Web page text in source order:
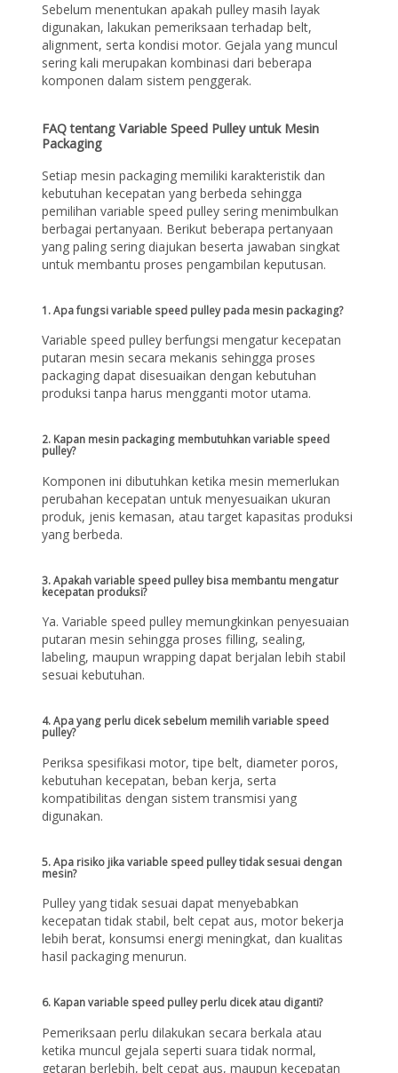
Sebelum menentukan apakah pulley masih layak
digunakan, lakukan pemeriksaan terhadap belt,
alignment, serta kondisi motor. Gejala yang muncul
sering kali merupakan kombinasi dari beberapa
komponen dalam sistem penggerak.
FAQ tentang Variable Speed Pulley untuk Mesin
Packaging
Setiap mesin packaging memiliki karakteristik dan
kebutuhan kecepatan yang berbeda sehingga
pemilihan variable speed pulley sering menimbulkan
berbagai pertanyaan. Berikut beberapa pertanyaan
yang paling sering diajukan beserta jawaban singkat
untuk membantu proses pengambilan keputusan.
1. Apa fungsi variable speed pulley pada mesin packaging?
Variable speed pulley berfungsi mengatur kecepatan
putaran mesin secara mekanis sehingga proses
packaging dapat disesuaikan dengan kebutuhan
produksi tanpa harus mengganti motor utama.
2. Kapan mesin packaging membutuhkan variable speed
pulley?
Komponen ini dibutuhkan ketika mesin memerlukan
perubahan kecepatan untuk menyesuaikan ukuran
produk, jenis kemasan, atau target kapasitas produksi
yang berbeda.
3. Apakah variable speed pulley bisa membantu mengatur
kecepatan produksi?
Ya. Variable speed pulley memungkinkan penyesuaian
putaran mesin sehingga proses filling, sealing,
labeling, maupun wrapping dapat berjalan lebih stabil
sesuai kebutuhan.
4. Apa yang perlu dicek sebelum memilih variable speed
pulley?
Periksa spesifikasi motor, tipe belt, diameter poros,
kebutuhan kecepatan, beban kerja, serta
kompatibilitas dengan sistem transmisi yang
digunakan.
5. Apa risiko jika variable speed pulley tidak sesuai dengan
mesin?
Pulley yang tidak sesuai dapat menyebabkan
kecepatan tidak stabil, belt cepat aus, motor bekerja
lebih berat, konsumsi energi meningkat, dan kualitas
hasil packaging menurun.
6. Kapan variable speed pulley perlu dicek atau diganti?
Pemeriksaan perlu dilakukan secara berkala atau
ketika muncul gejala seperti suara tidak normal,
getaran berlebih, belt cepat aus, maupun kecepatan